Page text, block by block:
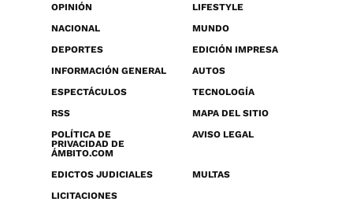
OPINIÓN
LIFESTYLE
NACIONAL
MUNDO
DEPORTES
EDICIÓN IMPRESA
INFORMACIÓN GENERAL
AUTOS
ESPECTÁCULOS
TECNOLOGÍA
RSS
MAPA DEL SITIO
POLÍTICA DE
PRIVACIDAD DE
ÁMBITO.COM
AVISO LEGAL
EDICTOS JUDICIALES
MULTAS
LICITACIONES